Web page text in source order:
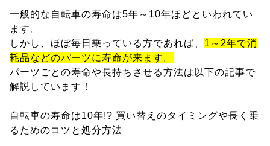
一般的な自転車の寿命は5年～10年ほどといわれてい
ます。
しかし、ほぼ毎日乗っている方であれば、 1～2年で消
耗品などのパーツに寿命が来ます。
パーツごとの寿命や長持ちさせる方法は以下の記事で
解説しています！
自転車の寿命は10年!? 買い替えのタイミングや長く乗
るためのコツと処分方法